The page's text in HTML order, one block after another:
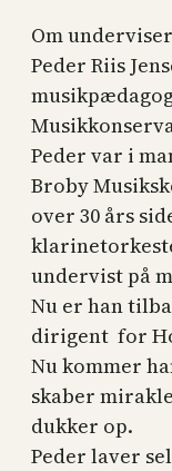
Om
Peder Riis
Peder var i
Broby
over 30 års
undervist på
Nu er han
dirigent for
Nu kommer
skaber
dukker op.
Peder laver